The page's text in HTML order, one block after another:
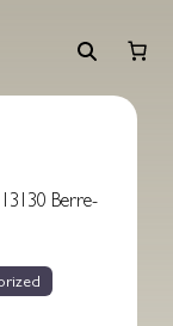
13130 Berre-